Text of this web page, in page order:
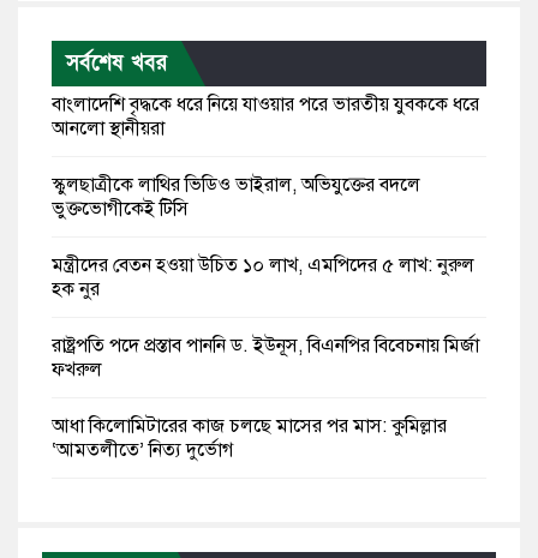
সর্বশেষ খবর
বাংলাদেশি বৃদ্ধকে ধরে নিয়ে যাওয়ার পরে ভারতীয় যুবককে ধরে
আনলো স্থানীয়রা
স্কুলছাত্রীকে লাথির ভিডিও ভাইরাল, অভিযুক্তের বদলে
ভুক্তভোগীকেই টিসি
মন্ত্রীদের বেতন হওয়া উচিত ১০ লাখ, এমপিদের ৫ লাখ: নুরুল
হক নুর
রাষ্ট্রপতি পদে প্রস্তাব পাননি ড. ইউনূস, বিএনপির বিবেচনায় মির্জা
ফখরুল
আধা কিলোমিটারের কাজ চলছে মাসের পর মাস: কুমিল্লার
‘আমতলীতে’ নিত্য দুর্ভোগ